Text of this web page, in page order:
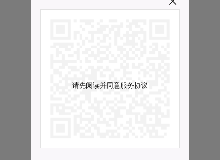
请先阅读并同意服务协议